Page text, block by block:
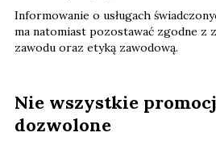
Informowanie o usługach
ma natomiast pozostawać zgodne z
zawodu oraz etyką zawodową.
Nie wszystkie
dozwolone